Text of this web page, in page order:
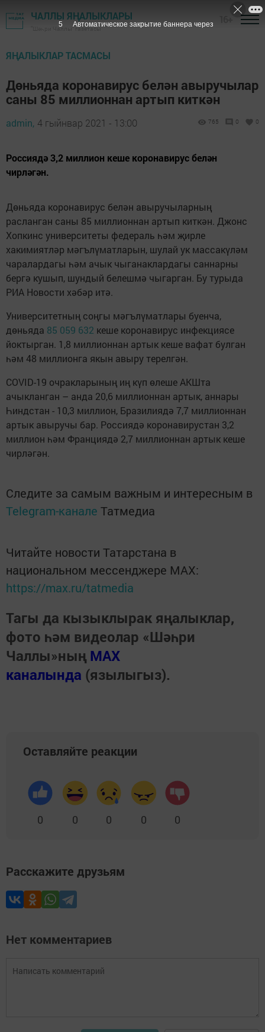
ЧАЛЛЫ ЯҢАЛЫКЛАРЫ
"Шәһри Чаллы" газетасы
ЯҢАЛЫКЛАР ТАСМАСЫ
Дөньяда коронавирус белән авыручылар
саны 85 миллионнан артып киткән
admin, 4 гыйнвар 2021 - 13:00 765 0 0
Россиядә 3,2 миллион кеше коронавирус белән
чирләгән.
Дөньяда коронавирус белән авыручыларның
расланган саны 85 миллионнан артып киткән. Джонс
Хопкинс университеты федераль һәм җирле
хакимиятләр мәгълүматларын, шулай ук массакүләм
чаралардагы һәм ачык чыганаклардагы саннарны
бергә кушып, шундый белешмә чыгарган. Бу турыда
РИА Новости хәбәр итә.
Университетның соңгы мәгълүматлары буенча,
дөньяда 85 059 632 кеше коронавирус инфекциясе
йоктырган. 1,8 миллионнан артык кеше вафат булган
һәм 48 миллионга якын авыру терелгән.
COVID-19 очракларының иң күп өлеше АКШта
ачыкланган – анда 20,6 миллионнан артык, аннары
Һиндстан - 10,3 миллион, Бразилиядә 7,7 миллионнан
артык авыручы бар. Россиядә коронавирустан 3,2
миллион һәм Франциядә 2,7 миллионнан артык кеше
чирләгән.
Следите за самым важным и интересным в
Telegram-канале Татмедиа
Читайте новости Татарстана в
национальном мессенджере MАХ:
https://max.ru/tatmedia
Тагы да кызыклырак яңалыклар,
фото һәм видеолар «Шәһри
Чаллы»ның MAX
каналында (язылыгыз).
Оставляйте реакции
0 0 0 0 0
Расскажите друзьям
Нет комментариев
4 Автоматическое закрытие баннера через